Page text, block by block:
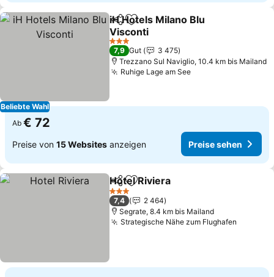
Beliebte Wahl
TeilenZu Favoriten hinzufügen
iH Hotels Milano Blu
Visconti
Preise sehen
3 Sterne
7,9 Gut
3 475
Trezzano Sul Naviglio, 10.4 km bis Mailand
Ruhige Lage am SeePreise sehen
Ab € 72
Preise von 15 Websites anzeigen Preise sehen
TeilenZu Favoriten hinzufügen
Hotel Riviera
3 Sterne
7,4
2 464
Segrate, 8.4 km bis Mailand
Strategische Nähe zum Flughafen